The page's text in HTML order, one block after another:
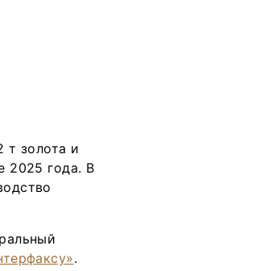
т золота и
2025 года. В
.